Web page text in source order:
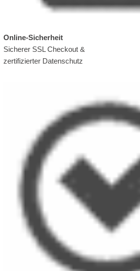
Online-Sicherheit
Sicherer SSL Checkout &
zertifizierter Datenschutz